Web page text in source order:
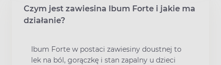
Czym jest zawiesina Ibum Forte i jakie ma
działanie?
Ibum Forte w postaci zawiesiny doustnej to
lek na ból, gorączkę i stan zapalny u dzieci